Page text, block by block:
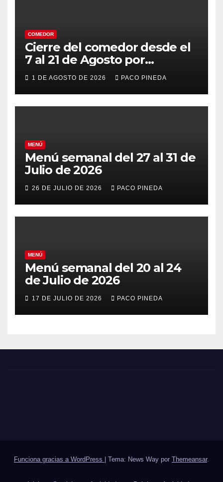
COMEDOR
Cierre del comedor desde el
7 al 21 de Agosto por
vacaciones
1 DE AGOSTO DE 2026 PACO PINEDA
MENÚ
Menú semanal del 27 al 31 de
Julio de 2026
26 DE JULIO DE 2026 PACO PINEDA
MENÚ
Menú semanal del 20 al 24
de Julio de 2026
17 DE JULIO DE 2026 PACO PINEDA
Funciona gracias a WordPress Tema: News Way por Themeansar.